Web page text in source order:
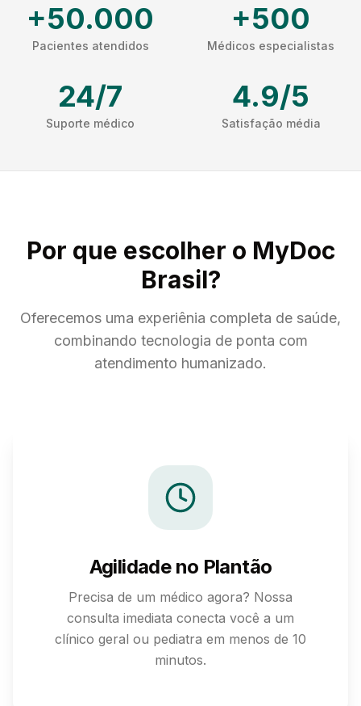
+50.000
Pacientes atendidos
+500
Médicos especialistas
24/7
Suporte médico
4.9/5
Satisfação média
Por que escolher o MyDoc
Brasil?
Oferecemos uma experiênia completa de saúde,
combinando tecnologia de ponta com
atendimento humanizado.
Agilidade no Plantão
Precisa de um médico agora? Nossa
consulta imediata conecta você a um
clínico geral ou pediatra em menos de 10
minutos.